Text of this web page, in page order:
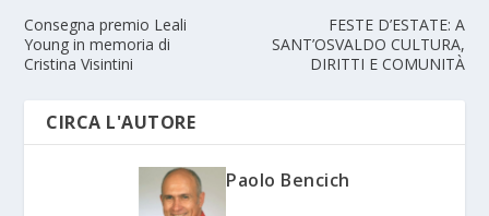
Consegna premio Leali
Young in memoria di
Cristina Visintini
FESTE D’ESTATE: A
SANT’OSVALDO CULTURA,
DIRITTI E COMUNITÀ
CIRCA L'AUTORE
Paolo Bencich